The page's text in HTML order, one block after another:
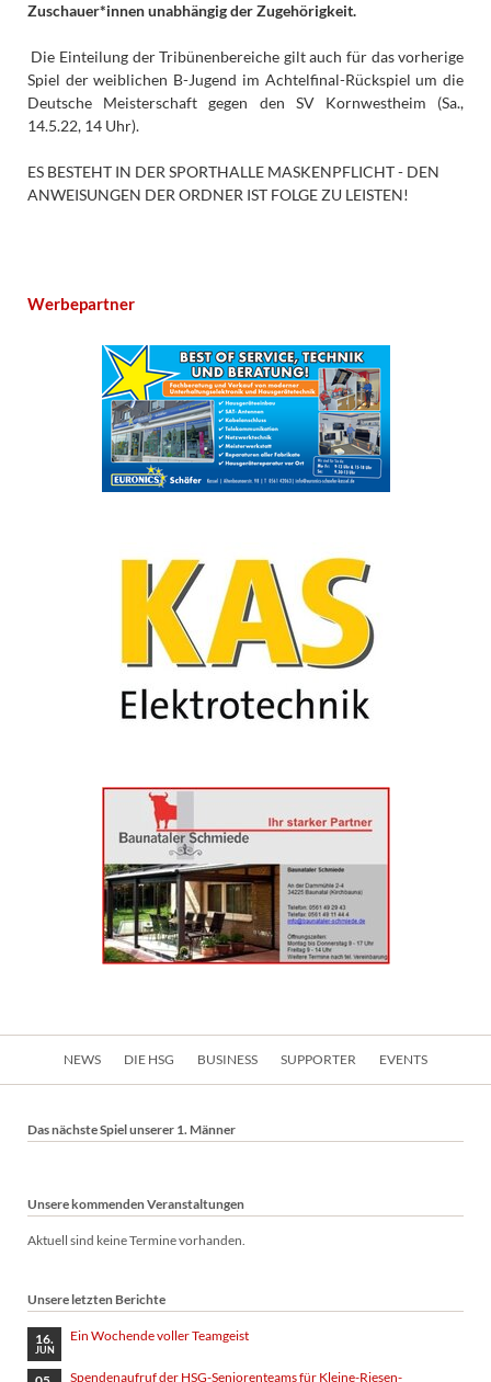
Zuschauer*innen unabhängig der Zugehörigkeit.
Die Einteilung der Tribünenbereiche gilt auch für das vorherige
Spiel der weiblichen B-Jugend im Achtelfinal-Rückspiel um die
Deutsche Meisterschaft gegen den SV Kornwestheim (Sa.,
14.5.22, 14 Uhr).
ES BESTEHT IN DER SPORTHALLE MASKENPFLICHT - DEN
ANWEISUNGEN DER ORDNER IST FOLGE ZU LEISTEN!
Werbepartner
Navigation
NEWS DIE HSG BUSINESS SUPPORTER EVENTS
Das nächste Spiel unserer 1. Männer
Unsere kommenden Veranstaltungen
Aktuell sind keine Termine vorhanden.
Unsere letzten Berichte
16.
JUN
Ein Wochende voller Teamgeist
Spendenaufruf der HSG-Seniorenteams für Kleine-Riesen-